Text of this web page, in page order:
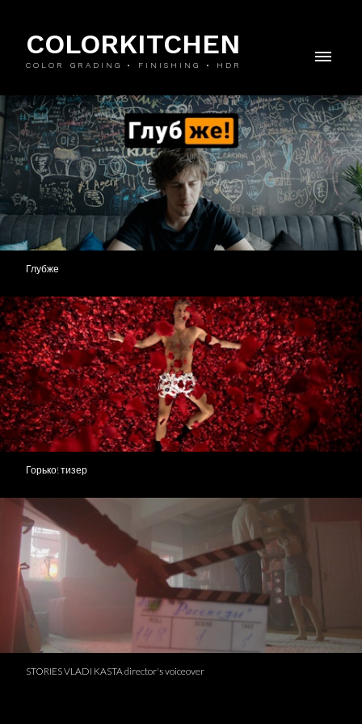
COLORKITCHEN
COLOR GRADING • FINISHING • HDR
Глубже
Горько! тизер
STORIES VLADI KASTA director's voiceover